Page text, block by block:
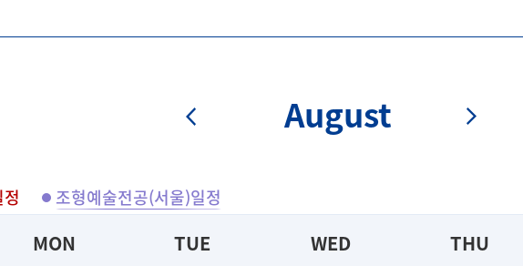
조형예술전공(서울)일정
August
MON TUE WED THU